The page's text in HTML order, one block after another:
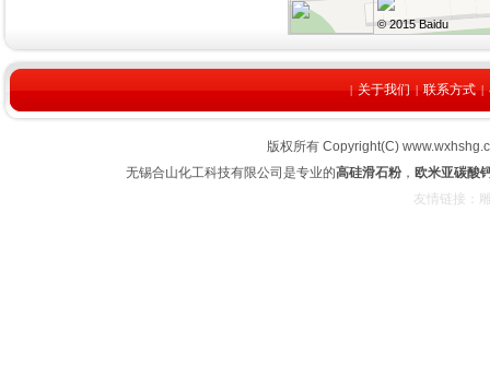
© 2015 Baidu
|关于我们 |联系方式 |
版权所有 Copyright(C)
无锡合山化工科技有限公司是专业的高硅滑石粉， 欧米亚碳酸
友情链接：